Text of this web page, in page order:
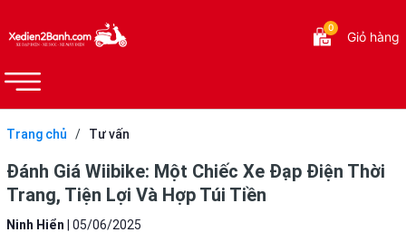
0
Giỏ hàng
Trang chủ / Tư vấn
Đánh Giá Wiibike: Một Chiếc Xe Đạp Điện Thời
Trang, Tiện Lợi Và Hợp Túi Tiền
Ninh Hiển 05/06/2025